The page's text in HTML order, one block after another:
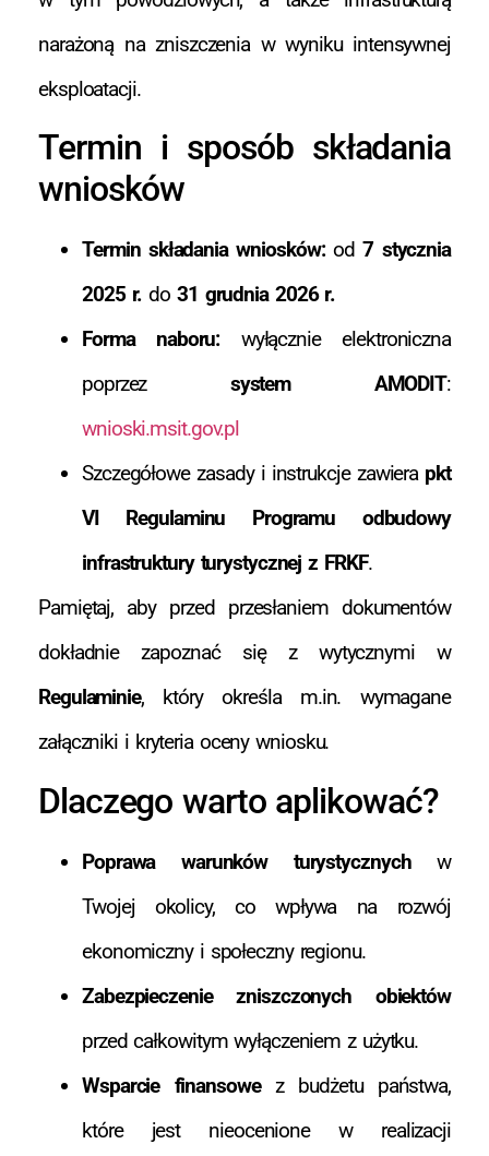
narażoną na zniszczenia w wyniku intensywnej
eksploatacji.
Termin i sposób składania
wniosków
Termin składania wniosków:od7 stycznia
2025 r. do 31 grudnia 2026 r.
Forma naboru:wyłącznie elektroniczna
poprzez system AMODIT:
wnioski.msit.gov.pl
Szczegółowe zasady i instrukcje zawiera pkt
VI Regulaminu Programu odbudowy
infrastruktury turystycznej z FRKF.
Pamiętaj, aby przed przesłaniem dokumentów
dokładnie zapoznać się z wytycznymi w
Regulaminie, który określa m.in. wymagane
załączniki i kryteria oceny wniosku.
Dlaczego warto aplikować?
Poprawa warunków turystycznychw
Twojej okolicy, co wpływa na rozwój
ekonomiczny i społeczny regionu.
Zabezpieczenie zniszczonych obiektów
przed całkowitym wyłączeniem z użytku.
Wsparcie finansowez budżetu państwa,
które jest nieocenione w realizacji